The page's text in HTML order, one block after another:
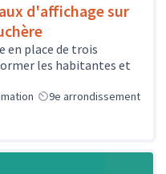
d'affichage sur
en place de trois
les habitantes et
9e arrondissement